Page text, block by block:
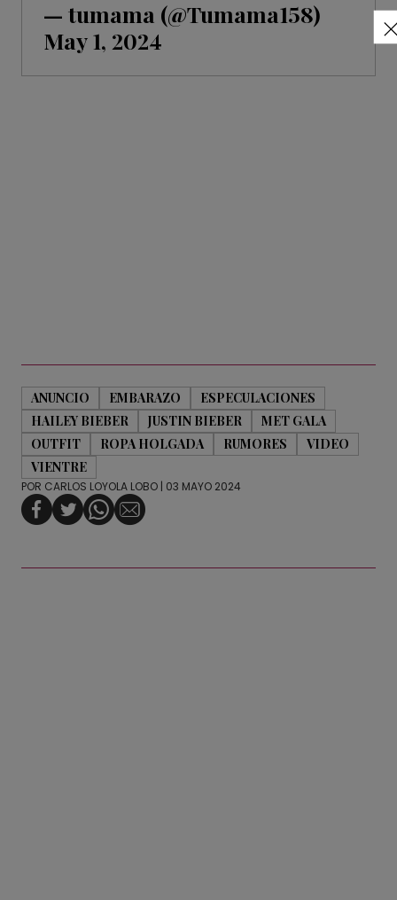
— tumama (@Tumama158)
May 1, 2024
ANUNCIO EMBARAZO
ESPECULACIONES
HAILEY BIEBER
JUSTIN BIEBER
MET GALA
OUTFIT
ROPA HOLGADA RUMORES
VIDEO
VIENTRE
POR CARLOS LOYOLA LOBO | 03 MAYO 2024